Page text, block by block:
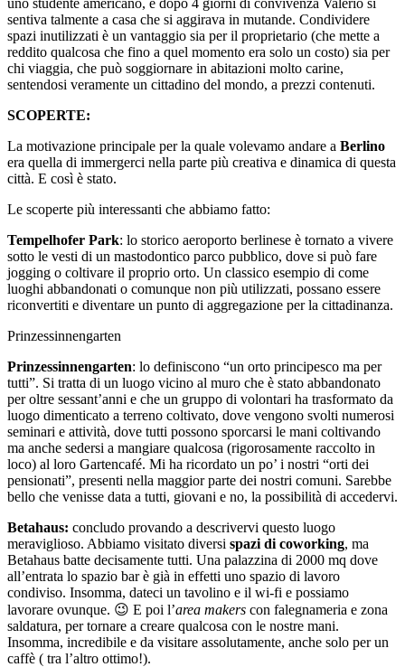
sentiva talmente a casa che si aggirava in mutande. Condividere
spazi inutilizzati è un vantaggio sia per il proprietario (che mette a
reddito qualcosa che fino a quel momento era solo un costo) sia per
chi viaggia, che può soggiornare in abitazioni molto carine,
sentendosi veramente un cittadino del mondo, a prezzi contenuti.
SCOPERTE:
La motivazione principale per la quale volevamo andare a Berlino
era quella di immergerci nella parte più creativa e dinamica di questa
città. E così è stato.
Le scoperte più interessanti che abbiamo fatto:
Tempelhofer Park: lo storico aeroporto berlinese è tornato a vivere
sotto le vesti di un mastodontico parco pubblico, dove si può fare
jogging o coltivare il proprio orto. Un classico esempio di come
luoghi abbandonati o comunque non più utilizzati, possano essere
riconvertiti e diventare un punto di aggregazione per la cittadinanza.
Prinzessinnengarten
Prinzessinnengarten: lo definiscono “un orto principesco ma per
tutti”. Si tratta di un luogo vicino al muro che è stato abbandonato
per oltre sessant’anni e che un gruppo di volontari ha trasformato da
luogo dimenticato a terreno coltivato, dove vengono svolti numerosi
seminari e attività, dove tutti possono sporcarsi le mani coltivando
ma anche sedersi a mangiare qualcosa (rigorosamente raccolto in
loco) al loro Gartencafé. Mi ha ricordato un po’ i nostri “orti dei
pensionati”, presenti nella maggior parte dei nostri comuni. Sarebbe
bello che venisse data a tutti, giovani e no, la possibilità di accedervi.
Betahaus: concludo provando a descrivervi questo luogo
meraviglioso. Abbiamo visitato diversi spazi di coworking, ma
Betahaus batte decisamente tutti. Una palazzina di 2000 mq dove
all’entrata lo spazio bar è già in effetti uno spazio di lavoro
condiviso. Insomma, dateci un tavolino e il wi-fi e possiamo
lavorare ovunque. 😉 E poi l’area makers con falegnameria e zona
saldatura, per tornare a creare qualcosa con le nostre mani.
Insomma, incredibile e da visitare assolutamente, anche solo per un
caffè ( tra l’altro ottimo!).